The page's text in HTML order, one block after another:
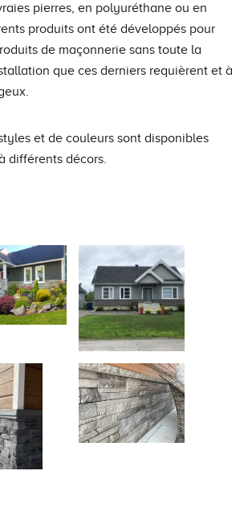
pierres, en polyuréthane ou en
produits ont été développés pour
de maçonnerie sans toute la
que ces derniers requièrent et à
et de couleurs sont disponibles
différents décors.